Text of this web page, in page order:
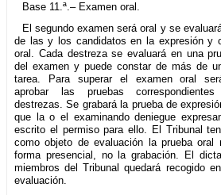
Base 11.ª.– Examen oral.
El segundo examen será oral y se
de las y los candidatos en la expresión y
oral. Cada destreza se evaluará en una
del examen y puede constar de más de
tarea. Para superar el examen oral
aprobar las pruebas
destrezas. Se grabará la prueba de
que la o el examinando deniegue
escrito el permiso para ello. El Tribunal
como objeto de evaluación la prueba oral
forma presencial, no la grabación. El
miembros del Tribunal quedará recogido
evaluación.